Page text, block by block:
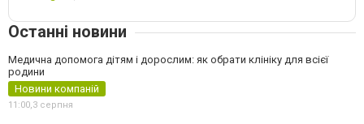
Останні новини
Медична допомога дітям і дорослим: як обрати клініку для всієї
родини
Новини компаній
11:00,3 серпня